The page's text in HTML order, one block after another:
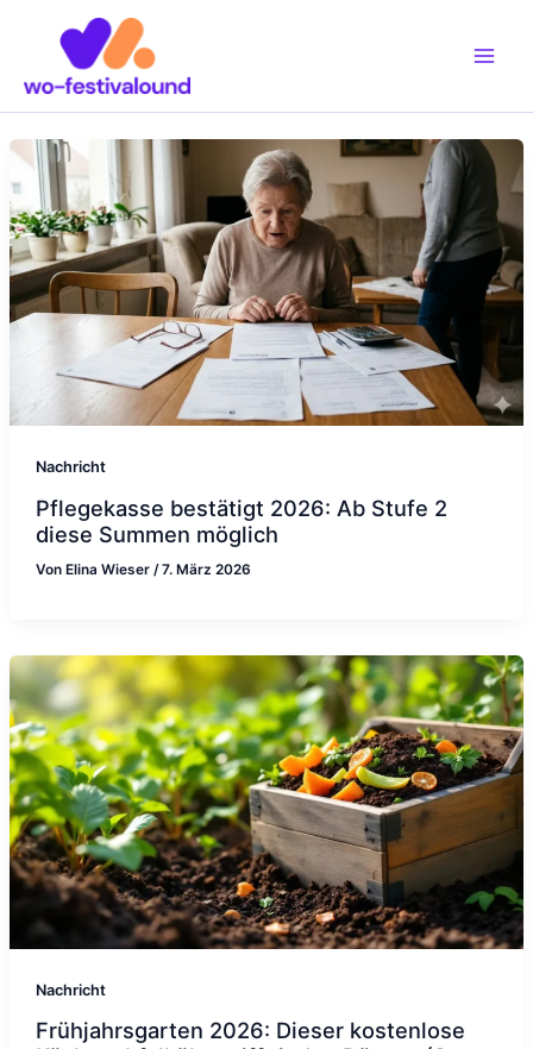
Nachricht
Pflegekasse bestätigt 2026: Ab Stufe 2
diese Summen möglich
Von Elina Wieser /7. März 2026
Nachricht
Frühjahrsgarten 2026: Dieser kostenlose